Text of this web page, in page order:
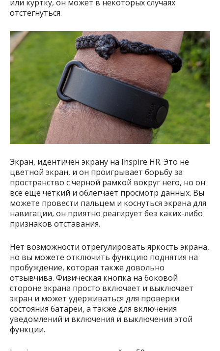
или куртку, он может в некоторых случаях
отстегнуться.
Экран, идентичен экрану на Inspire HR. Это не
цветной экран, и он проигрывает борьбу за
пространство с черной рамкой вокруг него, но он
все еще четкий и облегчает просмотр данных. Вы
можете провести пальцем и коснуться экрана для
навигации, он приятно реагирует без каких-либо
признаков отставания.
Нет возможности отрегулировать яркость экрана,
но вы можете отключить функцию поднятия на
пробуждение, которая также довольно
отзывчива. Физическая кнопка на боковой
стороне экрана просто включает и выключает
экран и может удерживаться для проверки
состояния батареи, а также для включения
уведомлений и включения и выключения этой
функции.